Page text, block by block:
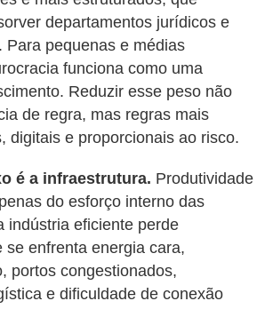
departamentos jurídicos e
Para pequenas e médias
funciona como uma
Reduzir esse peso não
de regra, mas regras mais
digitais e proporcionais ao risco.
é a infraestrutura. Produtividade
do esforço interno das
indústria eficiente perde
se enfrenta energia cara,
portos congestionados,
e dificuldade de conexão